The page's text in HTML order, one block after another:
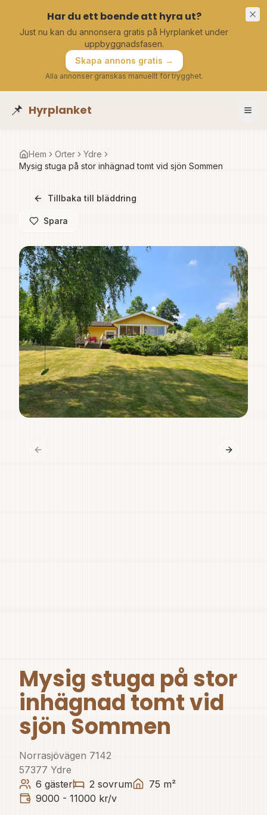
Har du ett boende att hyra ut?
Just nu kan du annonsera gratis på Hyrplanket under
uppbyggnadsfasen.
Skapa annons gratis →
Alla annonser granskas manuellt för trygghet.
📌 Hyrplanket
Hem Orter
Ydre
Mysig stuga på stor inhägnad tomt vid sjön Sommen
Tillbaka till bläddring
Spara
Previous slide Next
Mysig stuga på stor
inhägnad tomt vid
sjön Sommen
Norrasjövägen 7142
57377 Ydre
6 gäster 2 sovrum 75 m²
9000 - 11000 kr/v